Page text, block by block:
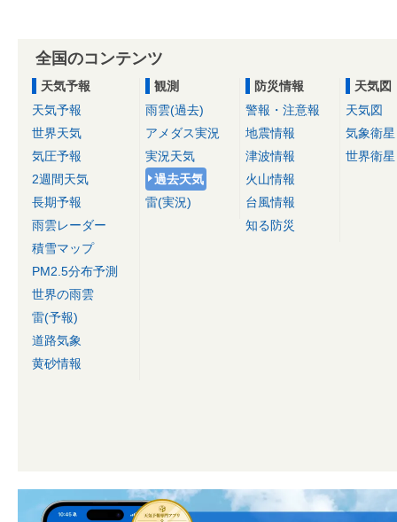
全国のコンテンツ
天気予報
天気予報
世界天気
気圧予報
2週間天気
長期予報
雨雲レーダー
積雪マップ
PM2.5分布予測
世界の雨雲
雷(予報)
道路気象
黄砂情報
観測
雨雲(過去)
アメダス実況
実況天気
過去天気
雷(実況)
防災情報
警報・注意報
地震情報
津波情報
火山情報
台風情報
知る防災
天気図
天気図
気象衛星
世界衛星